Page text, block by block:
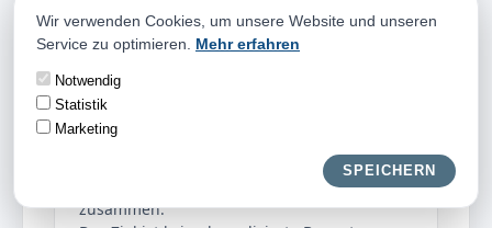
Faire Einschätzung
Eine faire Einschätzung betrachtet nicht nur
einzelne Schäden, sondern das gesamte
Fahrzeug. Beim Autoankauf Wellen zählen
Pflegezustand, Ausstattung, Nachfrage,
Reparaturaufwand und Verwertbarkeit
zusammen.
Wir verwenden Cookies, um unsere Website und unseren
Service zu optimieren. Mehr erfahren
Notwendig
Statistik
Marketing
SPEICHERN